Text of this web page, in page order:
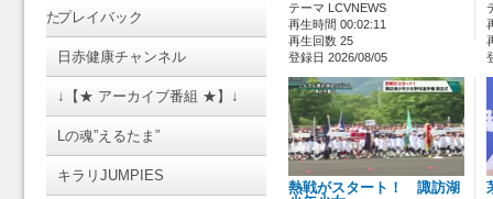
たプレイバック
日赤健康チャンネル
↓【★ アーカイブ番組 ★】↓
Lの魂”えるたま”
キラリJUMPIES
テーマ LCVNEWS
再生時間 00:02:11
再生回数 25
登録日 2026/08/05
熱戦がスタート！ 諏訪湖